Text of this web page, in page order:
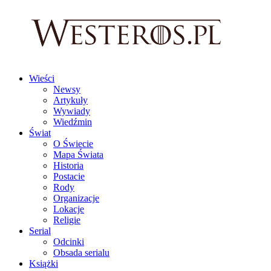
Wieści
Newsy
Artykuły
Wywiady
Wiedźmin
Świat
O Świecie
Mapa Świata
Historia
Postacie
Rody
Organizacje
Lokacje
Religie
Serial
Odcinki
Obsada serialu
Książki